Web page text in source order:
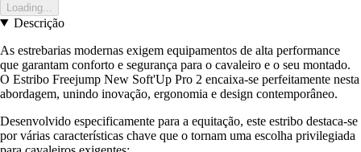
Loading...
Descrição
As estrebarias modernas exigem equipamentos de alta performance
que garantam conforto e segurança para o cavaleiro e o seu montado.
O Estribo Freejump New Soft'Up Pro 2 encaixa-se perfeitamente nesta
abordagem, unindo inovação, ergonomia e design contemporâneo.
Desenvolvido especificamente para a equitação, este estribo destaca-se
por várias características chave que o tornam uma escolha privilegiada